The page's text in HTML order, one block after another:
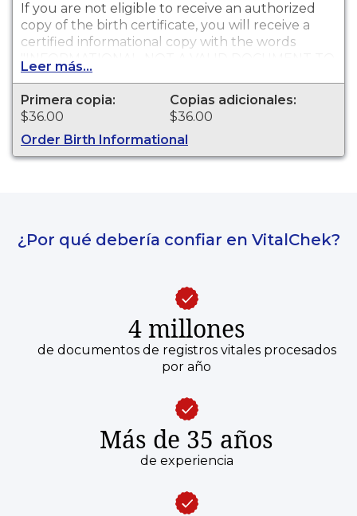
If you are not eligible to receive an authorized
copy of the birth certificate, you will receive a
certified informational copy with the words
"INFORMATIONAL, NOT A VALID DOCUMENT TO
ESTABLISH IDENTITY" imprinted across the face
of the copy. This document is primarily used for
genealogy and cannot be used for identification
purposes.
Leer más...
Primera copia:
$36.00
Copias adicionales:
$36.00
Order Birth Informational
¿Por qué debería confiar en VitalChek?
4 millones
de documentos de registros vitales procesados
por año
Más de 35 años
de experiencia